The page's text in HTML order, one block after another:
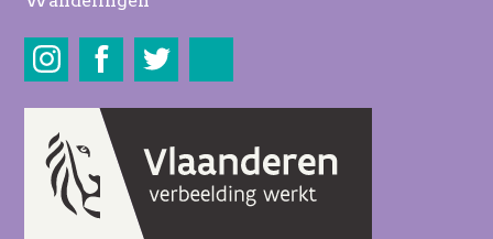
Share